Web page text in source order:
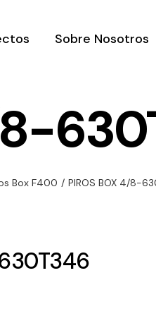
Sobre Nosotros
8-
Box F400 / PIROS BOX 4/8-